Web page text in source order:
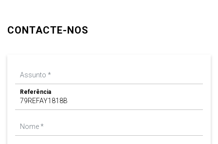
CONTACTE-NOS
Referência